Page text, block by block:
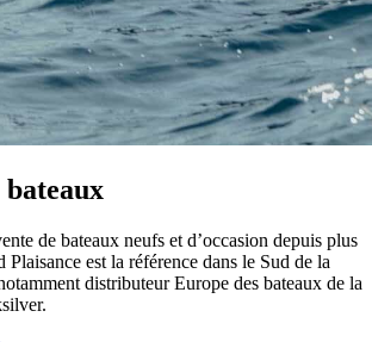
bateaux
de bateaux neufs et d’occasion depuis plus
Plaisance est la référence dans le Sud de la
distributeur Europe des bateaux de la